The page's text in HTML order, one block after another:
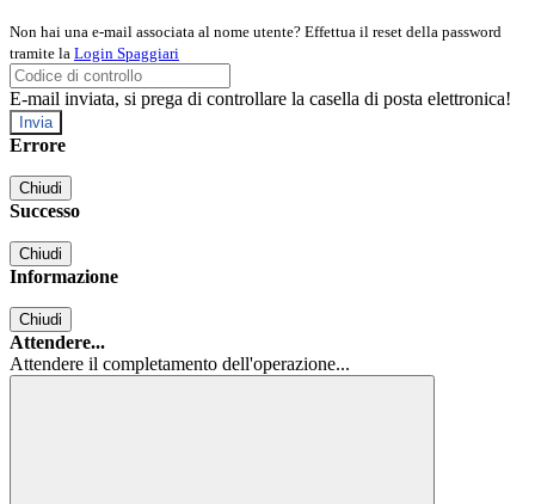
Non hai una e-mail associata al nome utente? Effettua il reset della password
tramite la Login Spaggiari
E-mail inviata, si prega di controllare la casella di posta elettronica!
Errore
Chiudi
Successo
Chiudi
Informazione
Chiudi
Attendere...
Attendere il completamento dell'operazione...